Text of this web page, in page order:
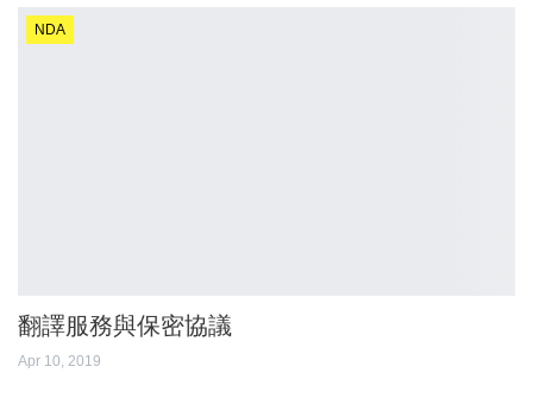
NDA
翻譯服務與保密協議
Apr 10, 2019